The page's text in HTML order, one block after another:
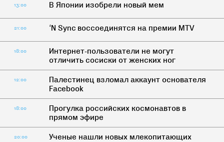
13:00 В Японии изобрели новый мем
21:00 ‘N Sync воссоединятся на премии MTV
18:00
Интернет-пользователи не могут
отличить сосиски от женских ног
12:00
Палестинец взломал аккаунт основателя
Facebook
18:00
Прогулка российских космонавтов в
прямом эфире
20:00 Ученые нашли новых млекопитающих